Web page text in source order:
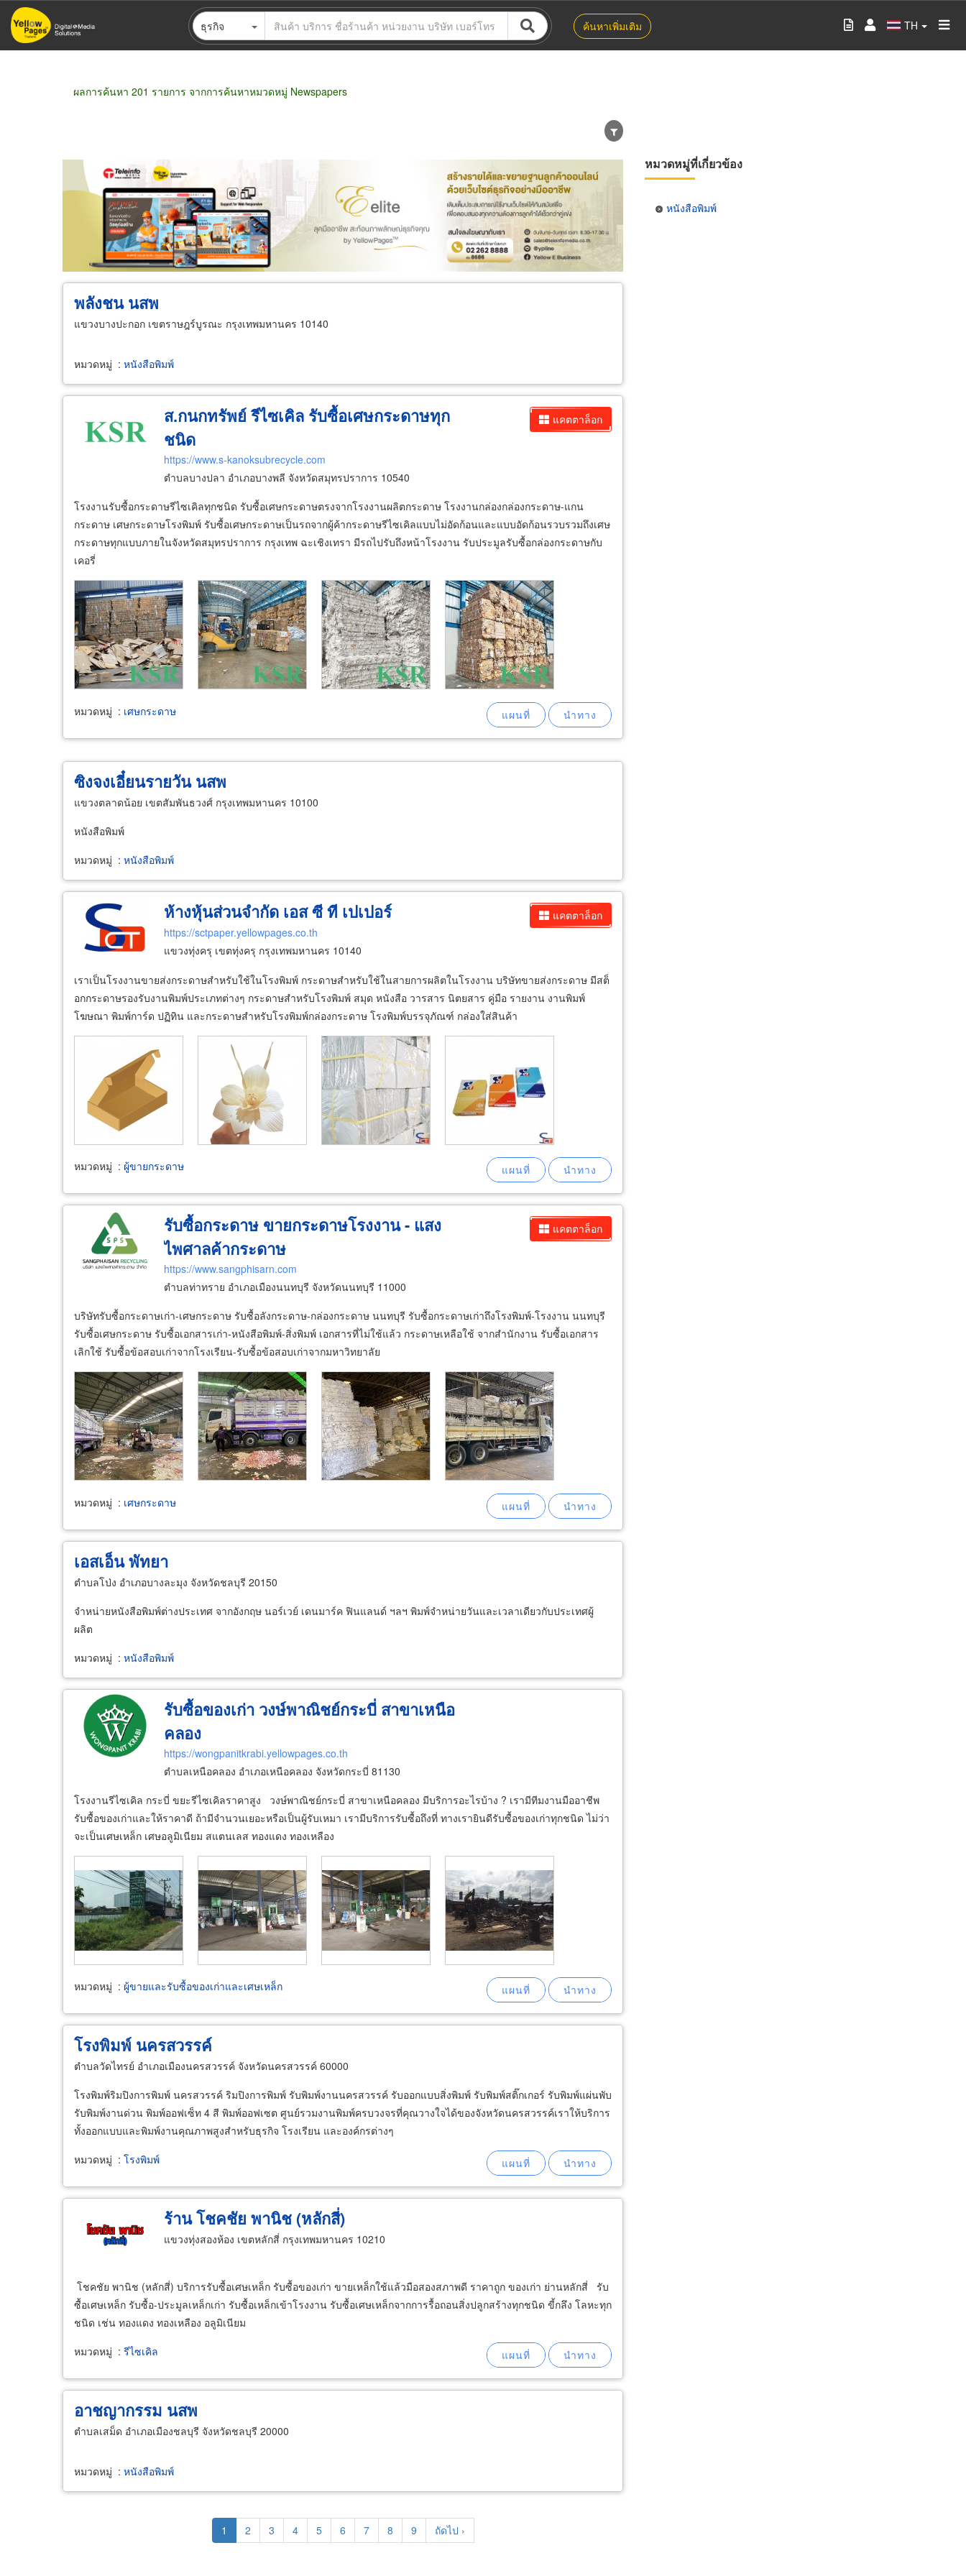
ข้าม
ไป
ธุรกิจ ค้นหาเพิ่มเติม TH
ผลการค้นหา 201 รายการ จากการค้นหาหมวดหมู่ Newspapers
ขายส่ง ขายปลีก ผู้ผลิต ตัวแทนจัดจำหน่าย ผู้ส่งออก/นำเข้า ธุรกิจบริการ
พลังชน นสพ
แขวงบางปะกอก เขตราษฎร์บูรณะ กรุงเทพมหานคร 10140
หมวดหมู่ : หนังสือพิมพ์
แคตตาล็อก
ส.กนกทรัพย์ รีไซเคิล รับซื้อเศษกระดาษทุก
ชนิด
https://www.s-kanoksubrecycle.com
ตำบลบางปลา อำเภอบางพลี จังหวัดสมุทรปราการ 10540
โรงงานรับซื้อกระดาษรีไซเคิลทุกชนิด รับซื้อเศษกระดาษตรงจากโรงงานผลิตกระดาษ โรงงานกล่องกล่องกระดาษ-แกน
กระดาษ เศษกระดาษโรงพิมพ์ รับซื้อเศษกระดาษเป็นรถจากผู้ค้ากระดาษรีไซเคิลแบบไม่อัดก้อนและแบบอัดก้อนรวบรวมถึงเศษ
กระดาษทุกแบบภายในจังหวัดสมุทรปราการ กรุงเทพ ฉะเชิงเทรา มีรถไปรับถึงหน้าโรงงาน รับประมูลรับซื้อกล่องกระดาษกับ
เคอรี่
หมวดหมู่ : เศษกระดาษ
ซิงจงเอี๋ยนรายวัน นสพ
แขวงตลาดน้อย เขตสัมพันธวงศ์ กรุงเทพมหานคร 10100
หนังสือพิมพ์
หมวดหมู่ : หนังสือพิมพ์
แคตตาล็อก
ห้างหุ้นส่วนจำกัด เอส ซี ที เปเปอร์
https://sctpaper.yellowpages.co.th
แขวงทุ่งครุ เขตทุ่งครุ กรุงเทพมหานคร 10140
เราเป็นโรงงานขายส่งกระดาษสำหรับใช้ในโรงพิมพ์ กระดาษสำหรับใช้ในสายการผลิตในโรงงาน บริษัทขายส่งกระดาษ มีสต็
อกกระดาษรองรับงานพิมพ์ประเภทต่างๆ กระดาษสำหรับโรงพิมพ์ สมุด หนังสือ วารสาร นิตยสาร คู่มือ รายงาน งานพิมพ์
โฆษณา พิมพ์การ์ด ปฏิทิน และกระดาษสำหรับโรงพิมพ์กล่องกระดาษ โรงพิมพ์บรรจุภัณฑ์ กล่องใส่สินค้า
หมวดหมู่ : ผู้ขายกระดาษ
แคตตาล็อก
รับซื้อกระดาษ ขายกระดาษโรงงาน - แสง
ไพศาลค้ากระดาษ
https://www.sangphisarn.com
ตำบลท่าทราย อำเภอเมืองนนทบุรี จังหวัดนนทบุรี 11000
บริษัทรับซื้อกระดาษเก่า-เศษกระดาษ รับซื้อลังกระดาษ-กล่องกระดาษ นนทบุรี รับซื้อกระดาษเก่าถึงโรงพิมพ์-โรงงาน นนทบุรี
รับซื้อเศษกระดาษ รับซื้อเอกสารเก่า-หนังสือพิมพ์-สิ่งพิมพ์ เอกสารที่ไม่ใช้แล้ว กระดาษเหลือใช้ จากสำนักงาน รับซื้อเอกสาร
เลิกใช้ รับซื้อข้อสอบเก่าจากโรงเรียน-รับซื้อข้อสอบเก่าจากมหาวิทยาลัย
หมวดหมู่ : เศษกระดาษ
เอสเอ็น พัทยา
ตำบลโป่ง อำเภอบางละมุง จังหวัดชลบุรี 20150
จำหน่ายหนังสือพิมพ์ต่างประเทศ จากอังกฤษ นอร์เวย์ เดนมาร์ค ฟินแลนด์ ฯลฯ พิมพ์จำหน่ายวันและเวลาเดียวกับประเทศผู้
ผลิต
หมวดหมู่ : หนังสือพิมพ์
รับซื้อของเก่า วงษ์พาณิชย์กระบี่ สาขาเหนือ
คลอง
https://wongpanitkrabi.yellowpages.co.th
ตำบลเหนือคลอง อำเภอเหนือคลอง จังหวัดกระบี่ 81130
โรงงานรีไซเคิล กระบี่ ขยะรีไซเคิลราคาสูง วงษ์พาณิชย์กระบี่ สาขาเหนือคลอง มีบริการอะไรบ้าง ? เรามีทีมงานมืออาชีพ
รับซื้อของเก่าและให้ราคาดี ถ้ามีจำนวนเยอะหรือเป็นผู้รับเหมา เรามีบริการรับซื้อถึงที่ ทางเรายินดีรับซื้อของเก่าทุกชนิด ไม่ว่า
จะเป็นเศษเหล็ก เศษอลูมิเนียม สแตนเลส ทองแดง ทองเหลือง
หมวดหมู่ : ผู้ขายและรับซื้อของเก่าและเศษเหล็ก
โรงพิมพ์ นครสวรรค์
ตำบลวัดไทรย์ อำเภอเมืองนครสวรรค์ จังหวัดนครสวรรค์ 60000
โรงพิมพ์ริมปิงการพิมพ์ นครสวรรค์ ริมปิงการพิมพ์ รับพิมพ์งานนครสวรรค์ รับออกแบบสิ่งพิมพ์ รับพิมพ์สติ๊กเกอร์ รับพิมพ์แผ่นพับ
รับพิมพ์งานด่วน พิมพ์ออฟเซ็ท 4 สี พิมพ์ออฟเซต ศูนย์รวมงานพิมพ์ครบวงจรที่คุณวางใจได้ของจังหวัดนครสวรรค์เราให้บริการ
ทั้งออกแบบและพิมพ์งานคุณภาพสูงสำหรับธุรกิจ โรงเรียน และองค์กรต่างๆ
หมวดหมู่ : โรงพิมพ์
ร้าน โชคชัย พานิช (หลักสี่)
แขวงทุ่งสองห้อง เขตหลักสี่ กรุงเทพมหานคร 10210
โชคชัย พานิช (หลักสี่) บริการรับซื้อเศษเหล็ก รับซื้อของเก่า ขายเหล็กใช้แล้วมือสองสภาพดี ราคาถูก ของเก่า ย่านหลักสี่ รับ
ซื้อเศษเหล็ก รับซื้อ-ประมูลเหล็กเก่า รับซื้อเหล็กเข้าโรงงาน รับซื้อเศษเหล็กจากการรื้อถอนสิ่งปลูกสร้างทุกชนิด ขี้กลึง โลหะทุก
ชนิด เช่น ทองแดง ทองเหลือง อลูมิเนียม
หมวดหมู่ : รีไซเคิล
อาชญากรรม นสพ
ตำบลเสม็ด อำเภอเมืองชลบุรี จังหวัดชลบุรี 20000
หมวดหมู่ : หนังสือพิมพ์
Current
page
1 Page
2 Page
3 Page
4 Page
5 Page
6 Page
7 Page
8 Page
9
Next
page
ถัดไป ›
หมวดหมู่ที่เกี่ยวข้อง
หนังสือพิมพ์